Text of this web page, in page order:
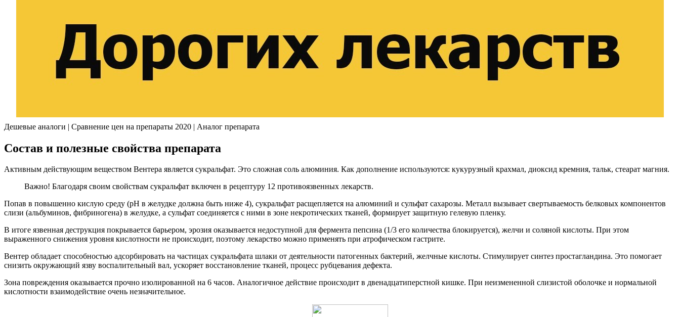
Дешевые аналоги | Сравнение цен на препараты 2020 | Аналог препарата
Состав и полезные свойства препарата
Активным действующим веществом Вентера является сукральфат. Это сложная соль алюминия. Как дополнение используются: кукурузный крахмал, диоксид кремния, тальк, стеарат магния.
Важно! Благодаря своим свойствам сукральфат включен в рецептуру 12 противоязвенных лекарств.
Попав в повышенно кислую среду (рН в желудке должна быть ниже 4), сукральфат расщепляется на алюминий и сульфат сахарозы. Металл вызывает свертываемость белковых компонентов
слизи (альбуминов, фибриногена) в желудке, а сульфат соединяется с ними в зоне некротических тканей, формирует защитную гелевую пленку.
В итоге язвенная деструкция покрывается барьером, эрозия оказывается недоступной для фермента пепсина (1/3 его количества блокируется), желчи и соляной кислоты. При этом
выраженного снижения уровня кислотности не происходит, поэтому лекарство можно применять при атрофическом гастрите.
Вентер обладает способностью адсорбировать на частицах сукральфата шлаки от деятельности патогенных бактерий, желчные кислоты. Стимулирует синтез простагландина. Это помогает
снизить окружающий язву воспалительный вал, ускоряет восстановление тканей, процесс рубцевания дефекта.
Зона повреждения оказывается прочно изолированной на 6 часов. Аналогичное действие происходит в двенадцатиперстной кишке. При неизмененной слизистой оболочке и нормальной
кислотности взаимодействие очень незначительное.